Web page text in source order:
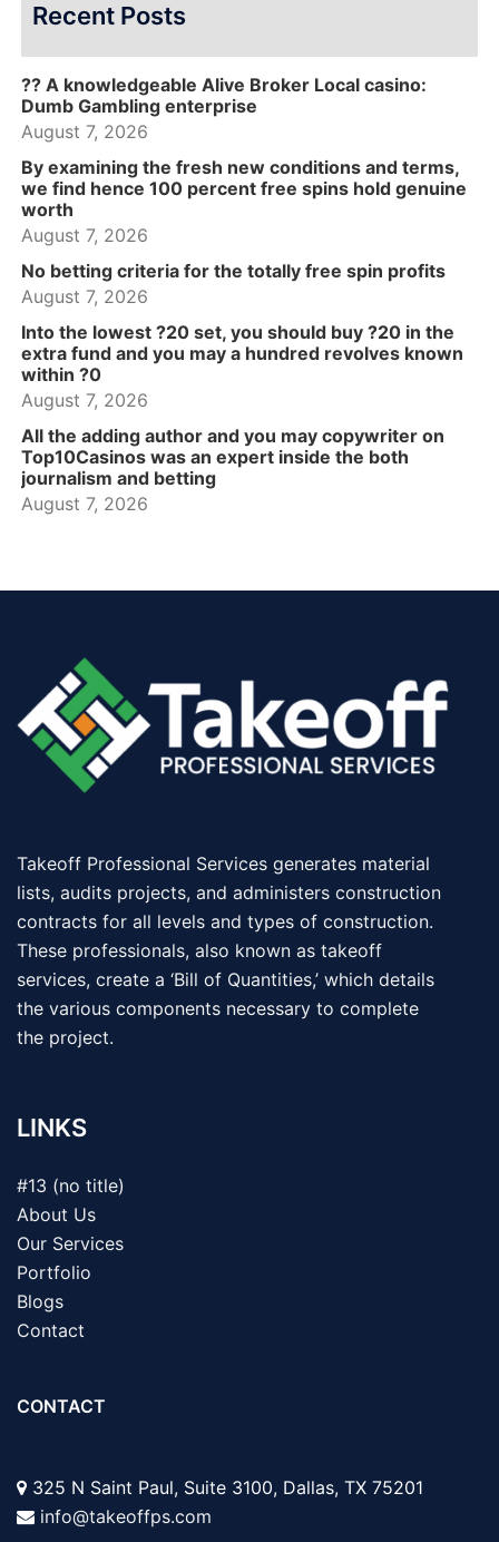
Recent Posts
?? A knowledgeable Alive Broker Local casino:
Dumb Gambling enterprise
August 7, 2026
By examining the fresh new conditions and terms,
we find hence 100 percent free spins hold genuine
worth
August 7, 2026
No betting criteria for the totally free spin profits
August 7, 2026
Into the lowest ?20 set, you should buy ?20 in the
extra fund and you may a hundred revolves known
within ?0
August 7, 2026
All the adding author and you may copywriter on
Top10Casinos was an expert inside the both
journalism and betting
August 7, 2026
Takeoff Professional Services generates material
lists, audits projects, and administers construction
contracts for all levels and types of construction.
These professionals, also known as takeoff
services, create a ‘Bill of Quantities,’ which details
the various components necessary to complete
the project.
LINKS
#13 (no title)
About Us
Our Services
Portfolio
Blogs
Contact
CONTACT
325 N Saint Paul, Suite 3100, Dallas, TX 75201
info@takeoffps.com